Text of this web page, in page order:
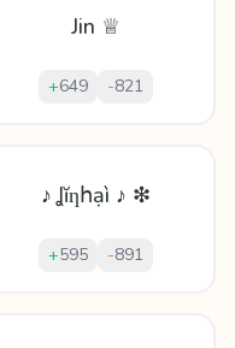
Jin ♕
+649 -821
♪ Ʝĭƞհạì ♪ ❇
+595 -891